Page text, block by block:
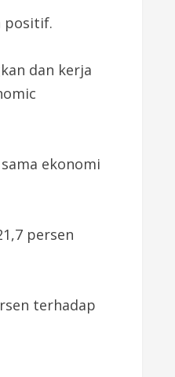
positif.
dan kerja
ekonomi
persen
terhadap